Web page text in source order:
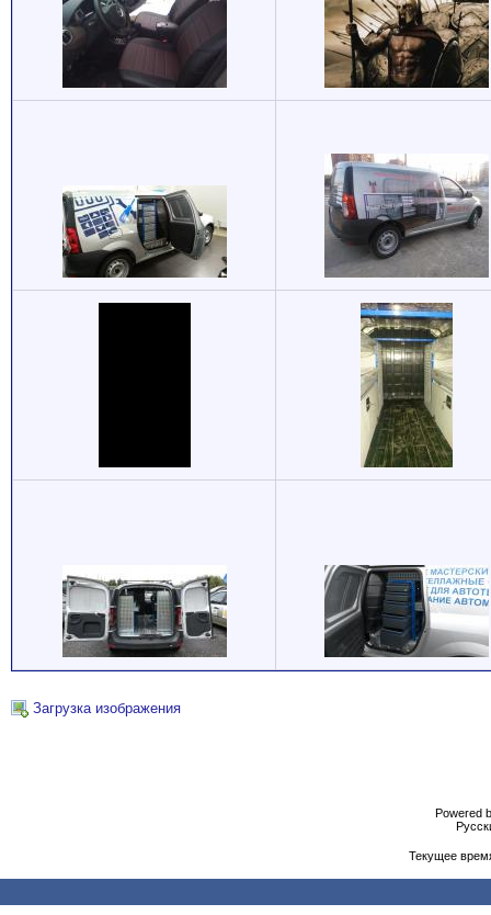
Загрузка изображения
Powered
Текущее